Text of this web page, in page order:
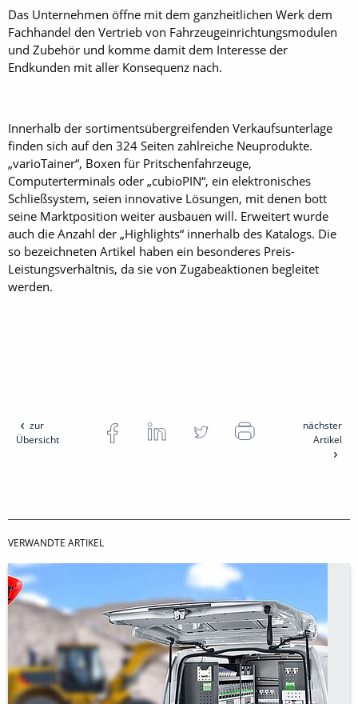
Das Unternehmen öffne mit dem ganzheitlichen Werk dem
Fachhandel den Vertrieb von Fahrzeugeinrichtungsmodulen
und Zubehör und komme damit dem Interesse der
Endkunden mit aller Konsequenz nach.
Innerhalb der sortimentsübergreifenden Verkaufsunterlage
finden sich auf den 324 Seiten zahlreiche Neuprodukte.
„varioTainer“, Boxen für Pritschenfahrzeuge,
Computerterminals oder „cubioPIN“, ein elektronisches
Schließsystem, seien innovative Lösungen, mit denen bott
seine Marktposition weiter ausbauen will. Erweitert wurde
auch die Anzahl der „Highlights“ innerhalb des Katalogs. Die
so bezeichneten Artikel haben ein besonderes Preis-
Leistungsverhältnis, da sie von Zugabeaktionen begleitet
werden.
zur
Übersicht
nächster
Artikel
VERWANDTE ARTIKEL